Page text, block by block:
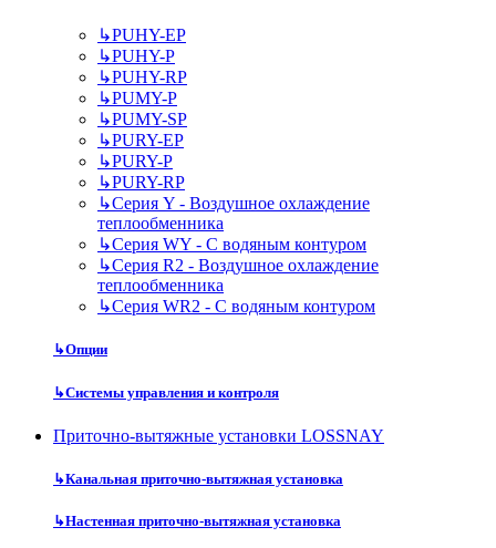
↳PUHY-EP
↳PUHY-P
↳PUHY-RP
↳PUMY-P
↳PUMY-SP
↳PURY-EP
↳PURY-P
↳PURY-RP
↳Серия Y - Воздушное охлаждение
теплообменника
↳Серия WY - С водяным контуром
↳Серия R2 - Воздушное охлаждение
теплообменника
↳Серия WR2 - С водяным контуром
↳Опции
↳Системы управления и контроля
Приточно-вытяжные установки LOSSNAY
↳Канальная приточно-вытяжная установка
↳Настенная приточно-вытяжная установка